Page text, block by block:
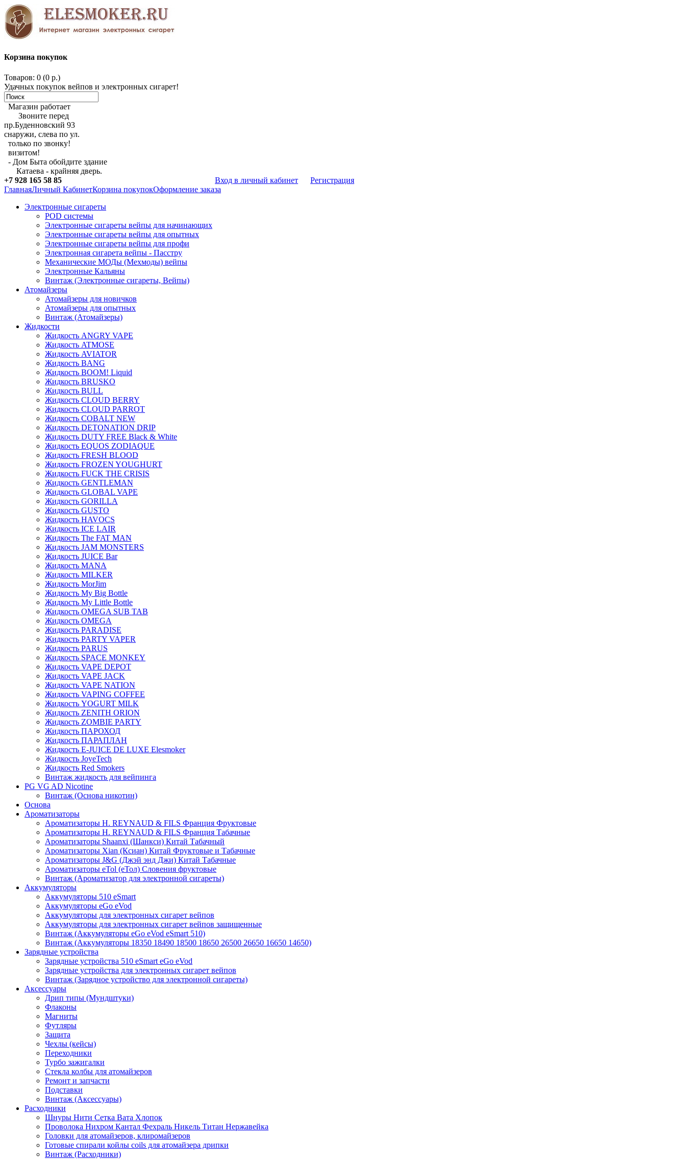
Корзина покупок
Товаров: 0 (0 р.)
Удачных покупок вейпов и электронных сигарет!
Магазин работает
Звоните перед
пр.Буденновский 93
снаружи, слева по ул.
только по звонку!
визитом!
- Дом Быта обойдите здание
Катаева - крайняя дверь.
+7 928 165 58 85 Вход в личный кабинет
Регистрация
ГлавнаяЛичный КабинетКорзина покупокОформление заказа
Электронные сигареты
POD системы
Электронные сигареты вейпы для начинающих
Электронные сигареты вейпы для опытных
Электронные сигареты вейпы для профи
Электронная сигарета вейпы - Пасстру
Механические МОДы (Мехмоды) вейпы
Электронные Кальяны
Винтаж (Электронные сигареты, Вейпы)
Атомайзеры
Атомайзеры для новичков
Атомайзеры для опытных
Винтаж (Атомайзеры)
Жидкости
Жидкость ANGRY VAPE
Жидкость ATMOSE
Жидкость AVIATOR
Жидкость BANG
Жидкость BOOM! Liquid
Жидкость BRUSKO
Жидкость BULL
Жидкость CLOUD BERRY
Жидкость CLOUD PARROT
Жидкость COBALT NEW
Жидкость DETONATION DRIP
Жидкость DUTY FREE Black & White
Жидкость EQUOS ZODIAQUE
Жидкость FRESH BLOOD
Жидкость FROZEN YOUGHURT
Жидкость FUCK THE CRISIS
Жидкость GENTLEMAN
Жидкость GLOBAL VAPE
Жидкость GORILLA
Жидкость GUSTO
Жидкость HAVOCS
Жидкость ICE LAIR
Жидкость The FAT MAN
Жидкость JAM MONSTERS
Жидкость JUICE Bar
Жидкость MANA
Жидкость MILKER
Жидкость MorJim
Жидкость My Big Bottle
Жидкость My Little Bottle
Жидкость OMEGA SUB TAB
Жидкость OMEGA
Жидкость PARADISE
Жидкость PARTY VAPER
Жидкость PARUS
Жидкость SPACE MONKEY
Жидкость VAPE DEPOT
Жидкость VAPE JACK
Жидкость VAPE NATION
Жидкость VAPING COFFEE
Жидкость YOGURT MILK
Жидкость ZENITH ORION
Жидкость ZOMBIE PARTY
Жидкость ПАРОХОД
Жидкость ПАРАПЛАН
Жидкость E-JUIСE DE LUXE Elesmoker
Жидкость JoyeTech
Жидкость Red Smokers
Винтаж жидкость для вейпинга
PG VG AD Nicotine
Винтаж (Основа никотин)
Основа
Ароматизаторы
Ароматизаторы H. REYNAUD & FILS Франция Фруктовые
Ароматизаторы H. REYNAUD & FILS Франция Табачные
Ароматизаторы Shaanxi (Шанкси) Китай Табачный
Ароматизаторы Xian (Ксиан) Китай Фруктовые и Табачные
Ароматизаторы J&G (Джэй энд Джи) Китай Табачные
Ароматизаторы eTol (еТол) Словения фруктовые
Винтаж (Ароматизатор для электронной сигареты)
Аккумуляторы
Аккумуляторы 510 eSmart
Аккумуляторы eGo eVod
Аккумуляторы для электронных сигарет вейпов
Аккумуляторы для электронных сигарет вейпов защищенные
Винтаж (Аккумуляторы eGo eVod eSmart 510)
Винтаж (Аккумуляторы 18350 18490 18500 18650 26500 26650 16650 14650)
Зарядные устройства
Зарядные устройства 510 eSmart eGo eVod
Зарядные устройства для электронных сигарет вейпов
Винтаж (Зарядное устройство для электронной сигареты)
Аксессуары
Дрип типы (Мундштуки)
Флаконы
Магниты
Футляры
Защита
Чехлы (кейсы)
Переходники
Турбо зажигалки
Стекла колбы для атомайзеров
Ремонт и запчасти
Подставки
Винтаж (Аксессуары)
Расходники
Шнуры Нити Сетка Вата Хлопок
Проволока Нихром Кантал Фехраль Никель Титан Нержавейка
Головки для атомайзеров, клиромайзеров
Готовые спирали койлы coils для атомайзера дрипки
Винтаж (Расходники)